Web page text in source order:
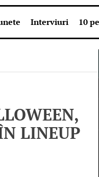
Interviuri 10
LINEUP